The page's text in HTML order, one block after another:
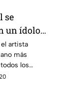
se
un ídolo
años y
a
la
Sus
artista
más
los
artística